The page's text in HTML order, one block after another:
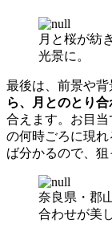
月と桜が紡
光景に。
最後は、前景や背
ら、月とのとり
合えます。お目
の何時ごろに現
ば分かるので、狙
奈良県・郡
合わせが美